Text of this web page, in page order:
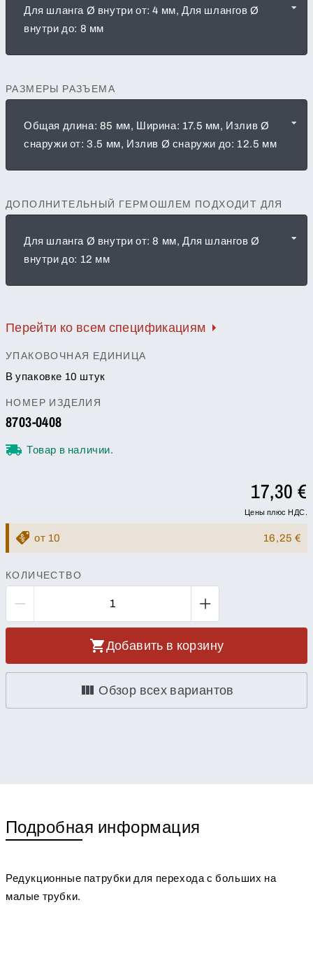
Для шланга Ø внутри от: 4 мм, Для шлангов Ø
внутри до: 8 мм
РАЗМЕРЫ РАЗЪЕМА
Общая длина: 85 мм, Ширина: 17.5 мм, Излив Ø
снаружи от: 3.5 мм, Излив Ø снаружи до: 12.5 мм
ДОПОЛНИТЕЛЬНЫЙ ГЕРМОШЛЕМ ПОДХОДИТ ДЛЯ
Для шланга Ø внутри от: 8 мм, Для шлангов Ø
внутри до: 12 мм
Перейти ко всем спецификациям
УПАКОВОЧНАЯ ЕДИНИЦА
В упаковке 10 штук
НОМЕР ИЗДЕЛИЯ
8703-0408
Товар в наличии.
17,30 €
Цены плюс НДС.
от 10 16,25 €
КОЛИЧЕСТВО
Добавить в корзину
Обзор всех вариантов
Подробная информация
Редукционные патрубки для перехода с больших на
малые трубки.